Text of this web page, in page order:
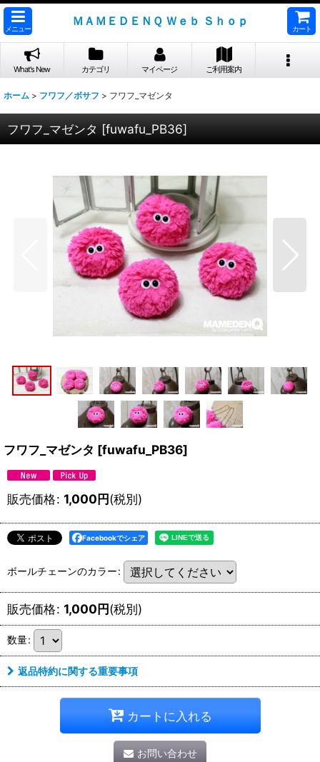
メニュー
ＭＡＭＥＤＥＮＱ Ｗｅｂ Ｓｈｏｐ
カート
What's New カテゴリ マイページ ご利用案内
ホーム > フワフ／ボサフ > フワフ_マゼンタ
フワフ_マゼンタ [fuwafu_PB36]
フワフ_マゼンタ [fuwafu_PB36]
販売価格: 1,000円(税別)
Facebookでシェア
ボールチェーンのカラー:
販売価格: 1,000円(税別)
数量:
返品特約に関する重要事項
カートに入れる
お問い合わせ